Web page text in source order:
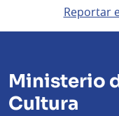
Reportar
Ministerio
Cultura